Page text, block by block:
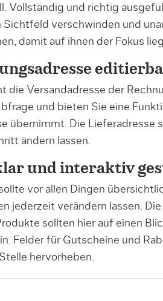
Vollständig und richtig
Sichtfeld verschwinden und
damit auf ihnen der Fokus
die Versand­adresse der
und bieten Sie eine
übernimmt. Die Lieferadresse
ändern lassen.
und interaktiv
vor allen Dingen
jederzeit verändern lassen. Die
sollten hier auf einen
Felder für Gutscheine und
hervorheben.